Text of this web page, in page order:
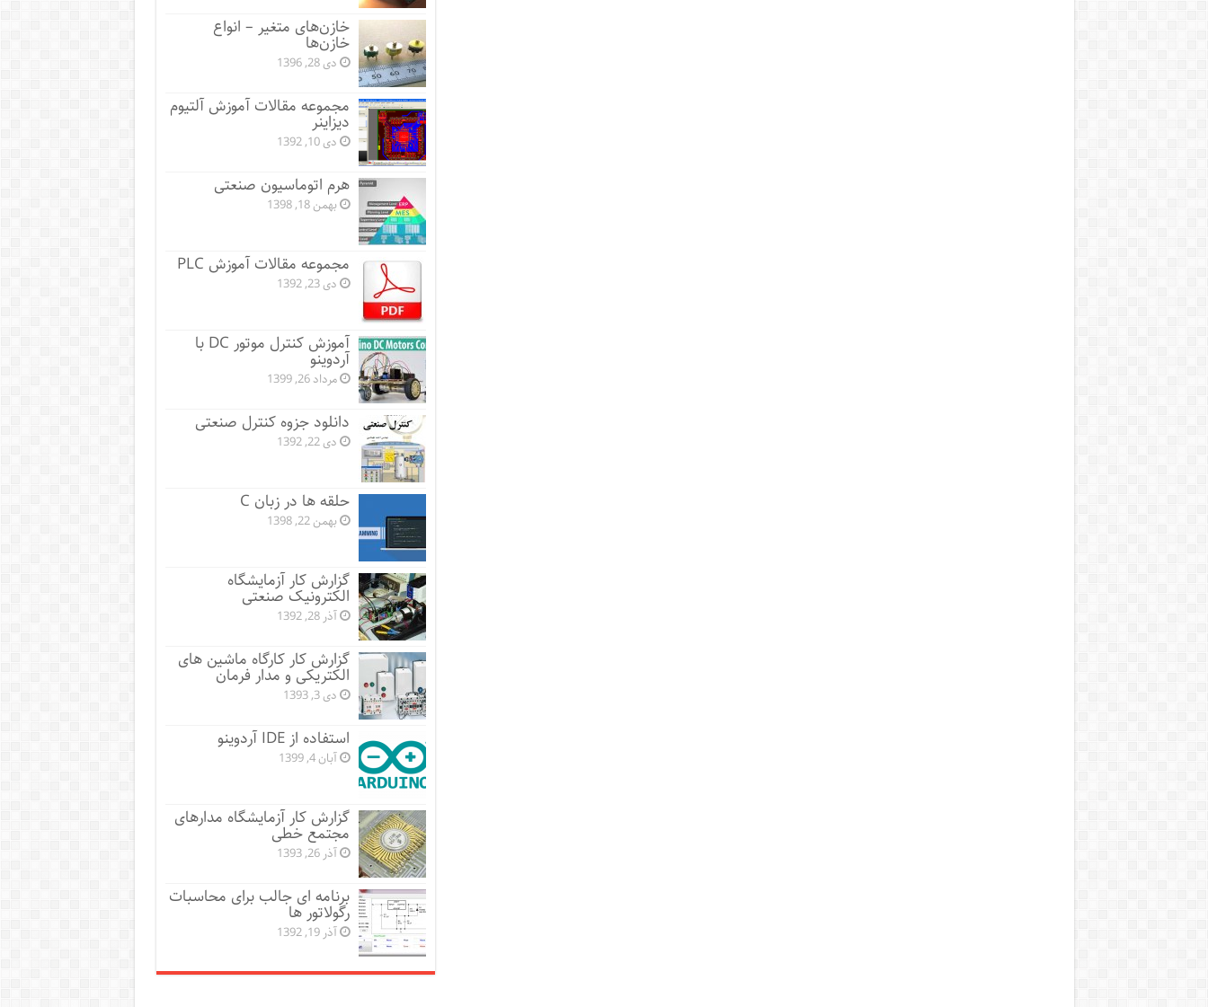
خازن‌های متغیر – انواع
خازن‌ها
دی 28, 1396
مجموعه مقالات آموزش آلتیوم
دیزاینر
دی 10, 1392
هرم اتوماسیون صنعتی
بهمن 18, 1398
مجموعه مقالات آموزش PLC
دی 23, 1392
آموزش کنترل موتور DC با
آردوینو
مرداد 26, 1399
دانلود جزوه کنترل صنعتی
دی 22, 1392
حلقه ها در زبان C
بهمن 22, 1398
گزارش کار آزمایشگاه
الکترونیک صنعتی
آذر 28, 1392
گزارش کار کارگاه ماشین های
الکتریکی و مدار فرمان
دی 3, 1393
استفاده از IDE آردوینو
آبان 4, 1399
گزارش کار آزمایشگاه مدارهای
مجتمع خطی
آذر 26, 1393
برنامه ای جالب برای محاسبات
رگولاتور ها
آذر 19, 1392